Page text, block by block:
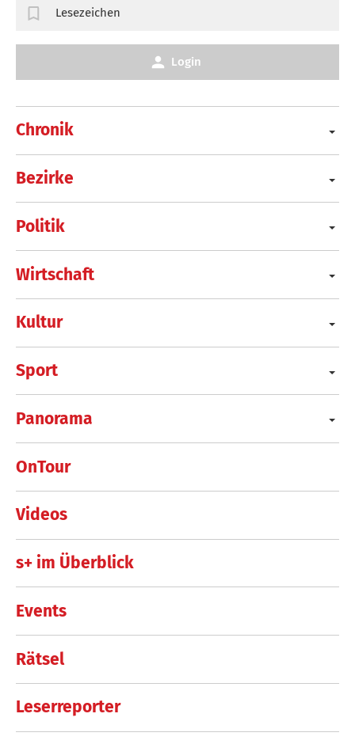
Chronik
Bezirke
Politik
Wirtschaft
Kultur
Sport
Panorama
OnTour
Videos
s+ im Überblick
Events
Rätsel
Leserreporter
Lesezeichen
Login